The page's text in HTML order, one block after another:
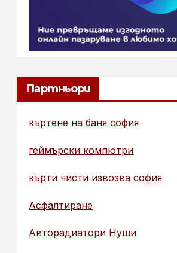
Партньори
къртене на баня софия
геймърски компютри
кърти чисти извозва софия
Асфалтиране
Авторадиатори Нуши